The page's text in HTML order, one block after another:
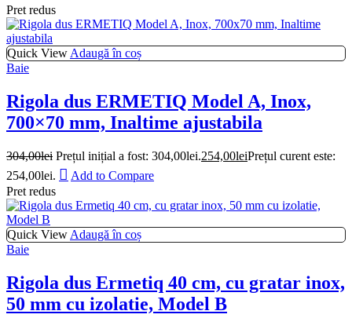
Pret redus
Quick View Adaugă în coș
Baie
Rigola dus ERMETIQ Model A, Inox,
700×70 mm, Inaltime ajustabila
304,00lei Prețul inițial a fost: 304,00lei.254,00leiPrețul curent este:
254,00lei.
Add to Compare
Pret redus
Quick View Adaugă în coș
Baie
Rigola dus Ermetiq 40 cm, cu gratar inox,
50 mm cu izolatie, Model B